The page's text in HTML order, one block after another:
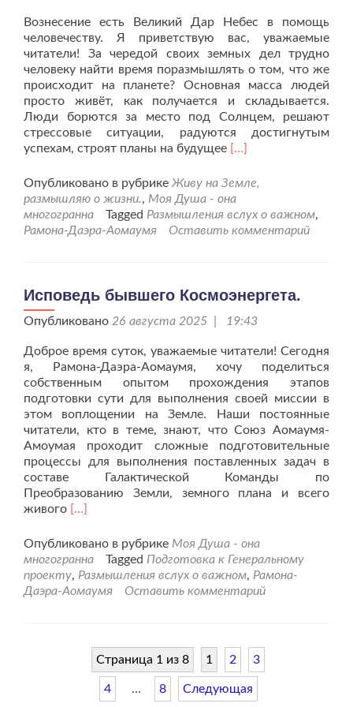
Вознесение есть Великий Дар Небес в помощь
человечеству. Я приветствую вас, уважаемые
читатели! За чередой своих земных дел трудно
человеку найти время поразмышлять о том, что же
происходит на планете? Основная масса людей
просто живёт, как получается и складывается.
Люди борются за место под Солнцем, решают
стрессовые ситуации, радуются достигнутым
успехам, строят планы на будущее Читать
проГотовы
ли
люди
к
[…]
Опубликовано в рубрике Живу на Земле,
размышляю о жизни., Моя Душа - она
многогранна
Tagged Размышления вслух о важном,
Рамона-Даэра-Аомаумя
Оставить комментарий
Исповедь бывшего Космоэнергета.
Опубликовано 26 августа 2025 | 19:43
Доброе время суток, уважаемые читатели! Сегодня
я, Рамона-Даэра-Аомаумя, хочу поделиться
собственным опытом прохождения этапов
подготовки сути для выполнения своей миссии в
этом воплощении на Земле. Наши постоянные
читатели, кто в теме, знают, что Союз Аомаумя-
Амоумая проходит сложные подготовительные
процессы для выполнения поставленных задач в
составе Галактической Команды по
Преобразованию Земли, земного плана и всего
живого Читать
проИсповедь
бывшего
Космоэнергета.
[…]
Опубликовано в рубрике Моя Душа - она
многогранна
Tagged Подготовка к Генеральному
проекту, Размышления вслух о важном, Рамона-
Даэра-Аомаумя
Оставить комментарий
Страница 1 из 8 1 2 3
4 … 8 Следующая